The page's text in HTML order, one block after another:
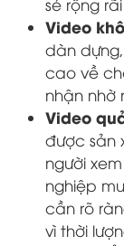
Video
dàn
cao về
nhận nhờ
Video
được sản
người
nghiệp
cần rõ
vì thời